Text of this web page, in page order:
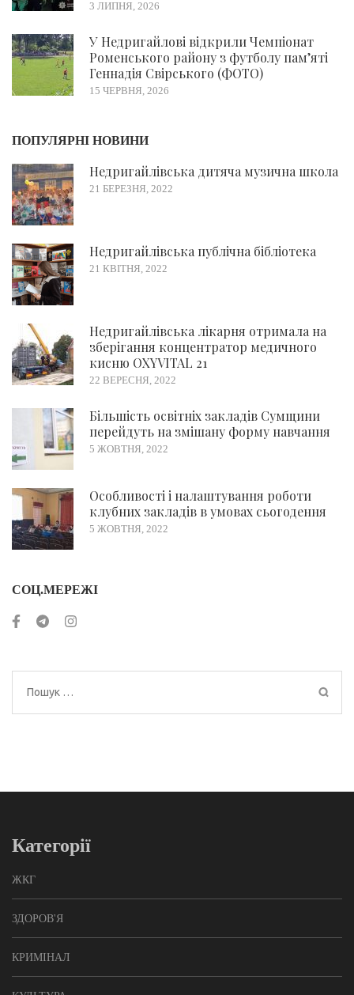
3 ЛИПНЯ, 2026
У Недригайлові відкрили Чемпіонат
Роменського району з футболу пам’яті
Геннадія Свірського (ФОТО)
15 ЧЕРВНЯ, 2026
ПОПУЛЯРНІ НОВИНИ
Недригайлівська дитяча музична школа
21 БЕРЕЗНЯ, 2022
Недригайлівська публічна бібліотека
21 КВІТНЯ, 2022
Недригайлівська лікарня отримала на
зберігання концентратор медичного
кисню OXYVITAL 21
22 ВЕРЕСНЯ, 2022
Більшість освітніх закладів Сумщини
перейдуть на змішану форму навчання
5 ЖОВТНЯ, 2022
Особливості і налаштування роботи
клубних закладів в умовах сьогодення
5 ЖОВТНЯ, 2022
СОЦ.МЕРЕЖІ
Пошук:
Категорії
ЖКГ
ЗДОРОВ'Я
КРИМІНАЛ